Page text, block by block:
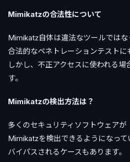
Mimikatzの合法性について
Mimikatz自体は違法なツールではな
合法的なペネトレーションテストに
しかし、不正アクセスに使われる場
す。
Mimikatzの検出方法は？
多くのセキュリティソフトウェアが
Mimikatzを検出できるようになって
バイパスされるケースもあります。